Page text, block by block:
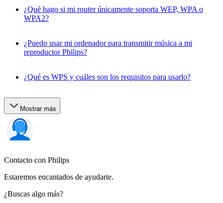
¿Qué hago si mi router únicamente soporta WEP, WPA o
WPA2?
¿Puedo usar mi ordenador para transmitir música a mi
reproductor Philips?
¿Qué es WPS y cuáles son los requisitos para usarlo?
Mostrar más
Contacto con Philips
Estaremos encantados de ayudarte.
¿Buscas algo más?